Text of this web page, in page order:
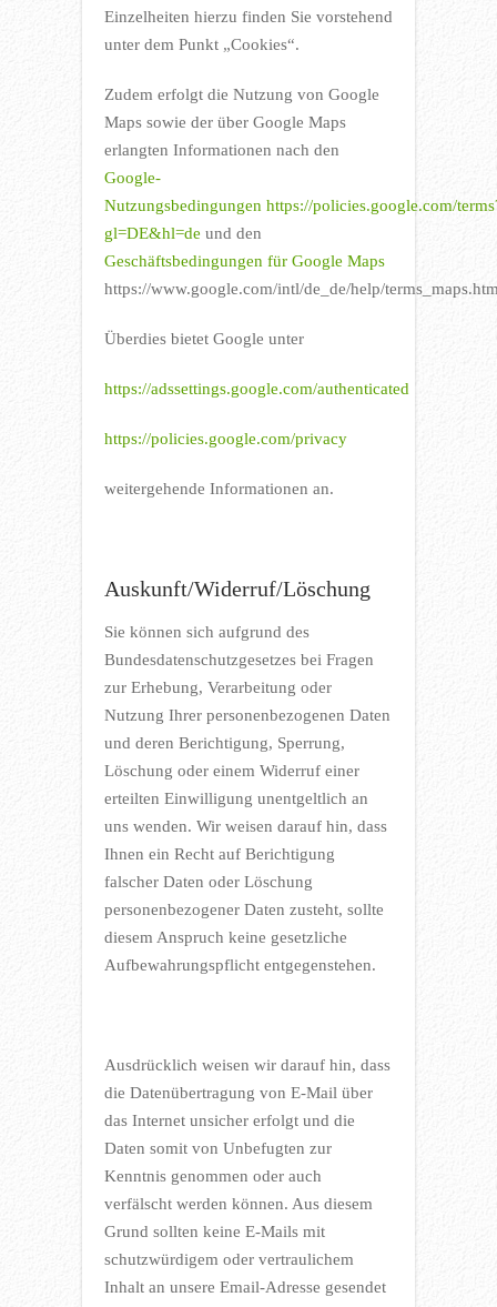
Einzelheiten hierzu finden Sie vorstehend
unter dem Punkt „Cookies“.
Zudem erfolgt die Nutzung von Google
Maps sowie der über Google Maps
erlangten Informationen nach den
Google-
Nutzungsbedingungen https://policies.google.com/
gl=DE&hl=de und den
Geschäftsbedingungen für Google Maps
https://www.google.com/intl/de_de/help/
Überdies bietet Google unter
https://adssettings.google.com/authenticated
https://policies.google.com/privacy
weitergehende Informationen an.
Auskunft/Widerruf/Löschung
Sie können sich aufgrund des
Bundesdatenschutzgesetzes bei Fragen
zur Erhebung, Verarbeitung oder
Nutzung Ihrer personenbezogenen Daten
und deren Berichtigung, Sperrung,
Löschung oder einem Widerruf einer
erteilten Einwilligung unentgeltlich an
uns wenden. Wir weisen darauf hin, dass
Ihnen ein Recht auf Berichtigung
falscher Daten oder Löschung
personenbezogener Daten zusteht, sollte
diesem Anspruch keine gesetzliche
Aufbewahrungspflicht entgegenstehen.
Ausdrücklich weisen wir darauf hin, dass
die Datenübertragung von E-Mail über
das Internet unsicher erfolgt und die
Daten somit von Unbefugten zur
Kenntnis genommen oder auch
verfälscht werden können. Aus diesem
Grund sollten keine E-Mails mit
schutzwürdigem oder vertraulichem
Inhalt an unsere Email-Adresse gesendet